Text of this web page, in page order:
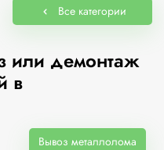
Все категории
или демонтаж
в
Вывоз металлолома